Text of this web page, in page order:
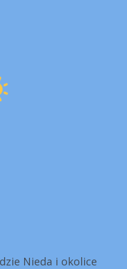
Nieda i okolice